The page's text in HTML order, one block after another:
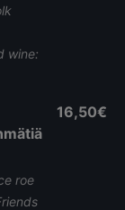
wine:
roe
16,50€